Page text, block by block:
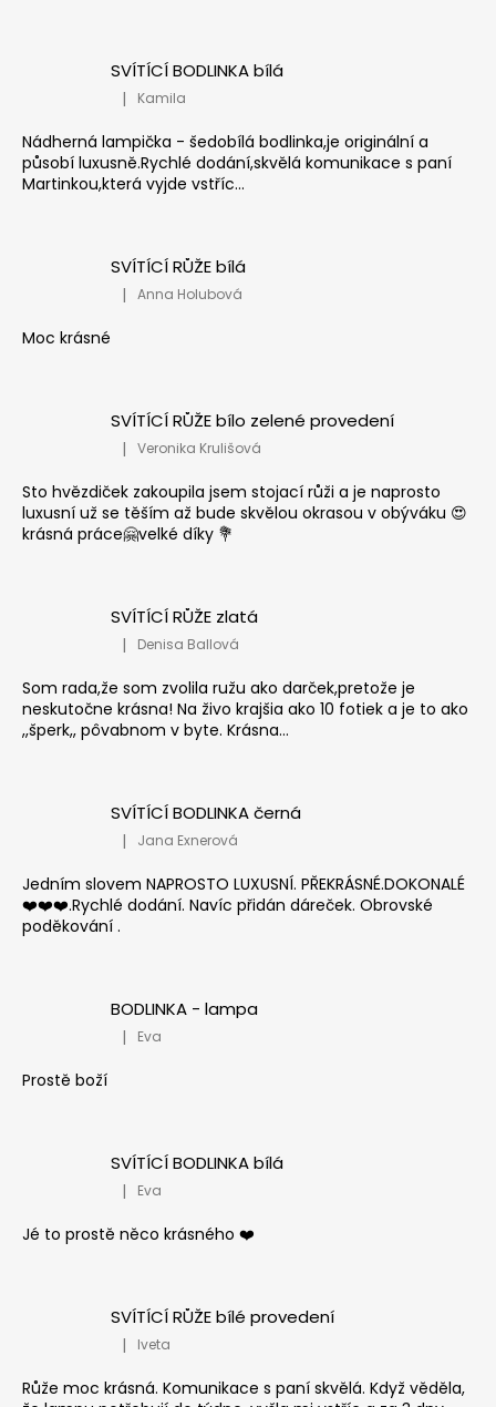
SVÍTÍCÍ BODLINKA bílá
Hodnocení produktu je 5 z 5 hvězdiček.
| Kamila
Nádherná lampička - šedobílá bodlinka,je originální a
působí luxusně.Rychlé dodání,skvělá komunikace s paní
Martinkou,která vyjde vstříc...
SVÍTÍCÍ RŮŽE bílá
Hodnocení produktu je 5 z 5 hvězdiček.
| Anna Holubová
Moc krásné
SVÍTÍCÍ RŮŽE bílo zelené provedení
Hodnocení produktu je 5 z 5 hvězdiček.
| Veronika Krulišová
Sto hvězdiček zakoupila jsem stojací růži a je naprosto
luxusní už se těším až bude skvělou okrasou v obýváku 😍
krásná práce🤗velké díky 💐
SVÍTÍCÍ RŮŽE zlatá
Hodnocení produktu je 5 z 5 hvězdiček.
| Denisa Ballová
Som rada,že som zvolila ružu ako darček,pretože je
neskutočne krásna! Na živo krajšia ako 10 fotiek a je to ako
,,šperk,, pôvabnom v byte. Krásna...
SVÍTÍCÍ BODLINKA černá
Hodnocení produktu je 5 z 5 hvězdiček.
| Jana Exnerová
Jedním slovem NAPROSTO LUXUSNÍ. PŘEKRÁSNÉ.DOKONALÉ
❤️❤️❤️.Rychlé dodání. Navíc přidán dáreček. Obrovské
poděkování .
BODLINKA - lampa
Hodnocení produktu je 5 z 5 hvězdiček.
| Eva
Prostě boží
SVÍTÍCÍ BODLINKA bílá
Hodnocení produktu je 5 z 5 hvězdiček.
| Eva
Jé to prostě něco krásného ❤️
SVÍTÍCÍ RŮŽE bílé provedení
Hodnocení produktu je 5 z 5 hvězdiček.
| Iveta
Růže moc krásná. Komunikace s paní skvělá. Když věděla,